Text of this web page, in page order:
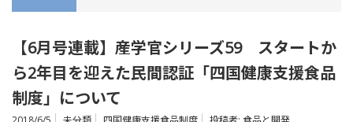
【6月号連載】産学官シリーズ59 スタートか
ら2年目を迎えた民間認証「四国健康支援食品
制度」について